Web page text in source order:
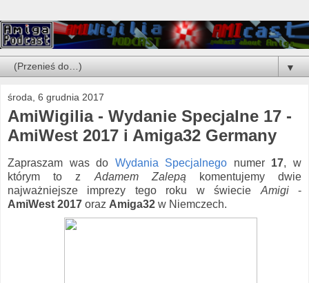
▼
środa, 6 grudnia 2017
AmiWigilia - Wydanie Specjalne 17 -
AmiWest 2017 i Amiga32 Germany
Zapraszam was do Wydania Specjalnego numer 17, w
którym to z Adamem Zalepą komentujemy dwie
najważniejsze imprezy tego roku w świecie Amigi-
AmiWest 2017 oraz Amiga32 w Niemczech.